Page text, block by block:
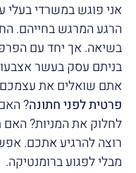
אני פוגש במשרדי בעלי
הרגע המרגש בחייהם.
בשיאה. אך יחד עם
בניתם עסק בעשר
אתם שואלים את
פרטית לפני חתונה?
לחלוק את המניות?
רוצה להרגיע אתכם.
מבלי לפגוע ברומנטיקה.